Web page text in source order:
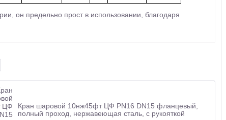
он предельно прост в использовании, благодаря
Кран шаровой 10нж45фт ЦФ PN16 DN15 фланцевый,
полный проход, нержавеющая сталь, с рукояткой